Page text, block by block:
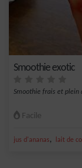
Smoothie exotic
Smoothie frais et plein
Facile
jus d'ananas, lait de